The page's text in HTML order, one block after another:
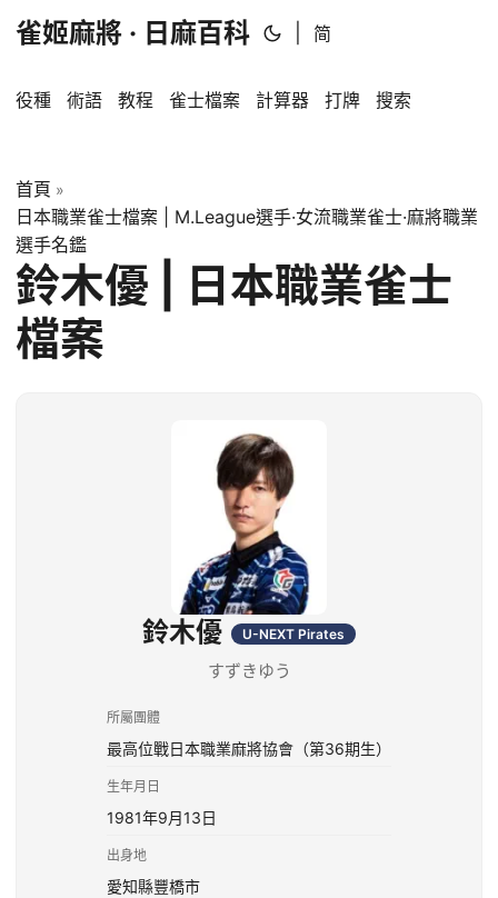
雀姬麻將 · 日麻百科 简
役種 術語 教程 雀士檔案 計算器 打牌 搜索
首頁 »
日本職業雀士檔案 | M.League選手·女流職業雀士·麻將職業
選手名鑑
鈴木優 | 日本職業雀士
檔案
鈴木優 U-NEXT Pirates
すずきゆう
所屬團體
最高位戰日本職業麻將協會（第36期生）
生年月日
1981年9月13日
出身地
愛知縣豐橋市